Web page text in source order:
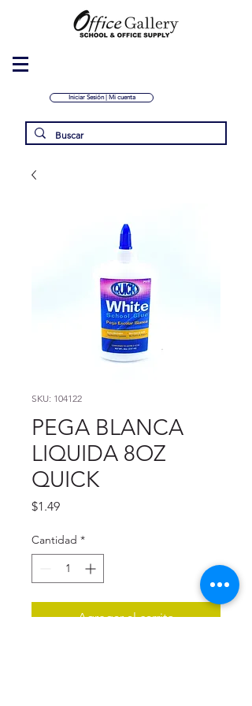
Iniciar Sesión | Mi cuenta
SKU: 104122
PEGA BLANCA
LIQUIDA 8OZ
QUICK
$1.49Precio
Cantidad *
Agregar al carrito